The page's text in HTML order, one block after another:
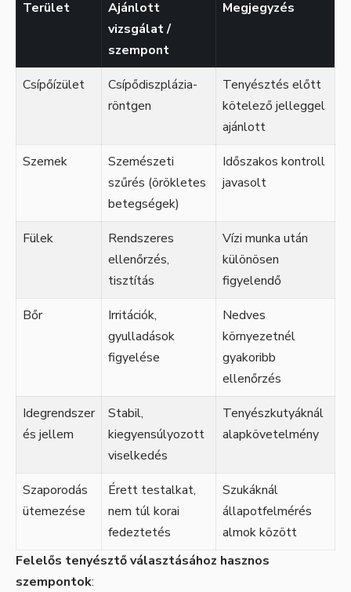
Terület
Ajánlott
vizsgálat /
szempont
Megjegyzés
Csípőízület
Csípődiszplázia-
röntgen
Tenyésztés előtt
kötelező jelleggel
ajánlott
Szemek
Szemészeti
szűrés (örökletes
betegségek)
Időszakos kontroll
javasolt
Fülek
Rendszeres
ellenőrzés,
tisztítás
Vízi munka után
különösen
figyelendő
Bőr
Irritációk,
gyulladások
figyelése
Nedves
környezetnél
gyakoribb
ellenőrzés
Idegrendszer
és jellem
Stabil,
kiegyensúlyozott
viselkedés
Tenyészkutyáknál
alapkövetelmény
Szaporodás
ütemezése
Érett testalkat,
nem túl korai
fedeztetés
Szukáknál
állapotfelmérés
almok között
Felelős tenyésztő választásához hasznos
szempontok: